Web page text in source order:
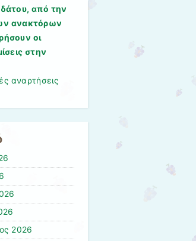
από την
ανακτόρων
οι
στην
αναρτήσεις
2026